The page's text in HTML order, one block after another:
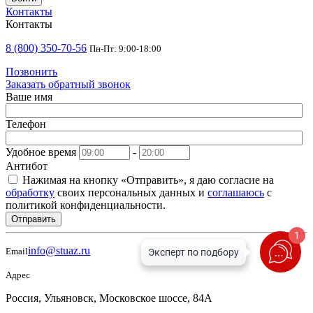
Контакты
Контакты
8 (800) 350-70-56 Пн-Пт: 9:00-18:00
Позвонить
Заказать обратный звонок
Ваше имя
Телефон
Удобное время
-
Антибот
Нажимая на кнопку «Отправить», я даю согласие на
обработку своих персональных данных и соглашаюсь с
политикой конфиденциальности.
Отправить
Emailinfo@stuaz.ru
Адрес
Россия, Ульяновск, Московское шоссе, 84А
1